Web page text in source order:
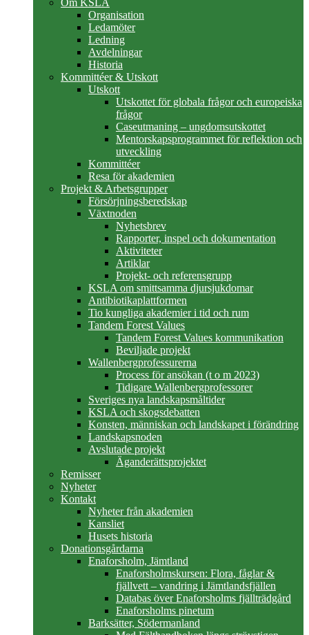
Om KSLA
Organisation
Ledamöter
Ledning
Avdelningar
Historia
Kommittéer & Utskott
Utskott
Utskottet för globala frågor och europeiska
frågor
Caseutmaning – ungdomsutskottet
Mentorskapsprogrammet för reflektion och
utveckling
Kommittéer
Resa för akademien
Projekt & Arbetsgrupper
Försörjningsberedskap
Växtnoden
Nyhetsbrev
Rapporter, inspel och dokumentation
Aktiviteter
Artiklar
Projekt- och referensgrupp
KSLA om smittsamma djursjukdomar
Antibiotikaplattformen
Tio kungliga akademier i tid och rum
Tandem Forest Values
Tandem Forest Values kommunikation
Beviljade projekt
Wallenbergprofessurerna
Process för ansökan (t o m 2023)
Tidigare Wallenbergprofessorer
Sveriges nya landskapsmåltider
KSLA och skogsdebatten
Konsten, människan och landskapet i förändring
Landskapsnoden
Avslutade projekt
Äganderättsprojektet
Remisser
Nyheter
Kontakt
Nyheter från akademien
Kansliet
Husets historia
Donationsgårdarna
Enaforsholm, Jämtland
Enaforsholmskursen: Flora, fåglar &
fjällvett – vandring i Jämtlandsfjällen
Databas över Enaforsholms fjällträdgård
Enaforsholms pinetum
Barksätter, Södermanland